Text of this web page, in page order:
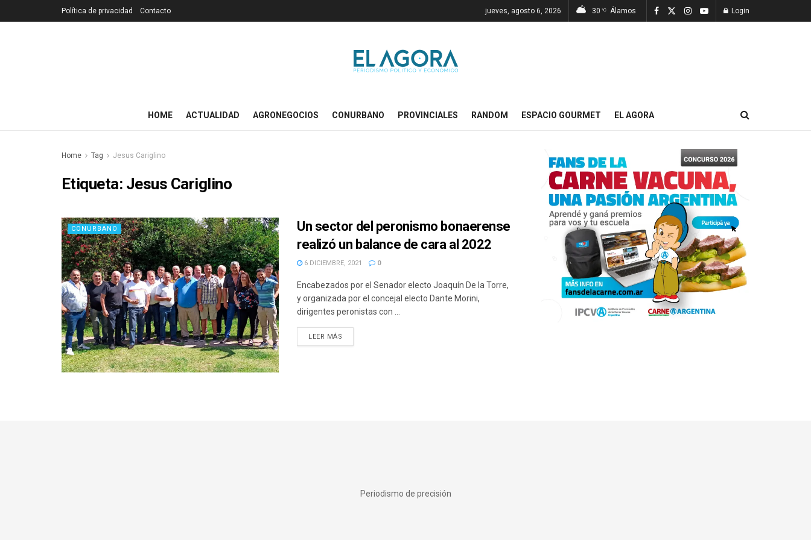
Política de privacidad Contacto jueves, agosto 6, 2026 30 °C Álamos Login
HOME ACTUALIDAD AGRONEGOCIOS CONURBANO PROVINCIALES RANDOM ESPACIO GOURMET EL AGORA
Home Tag Jesus Cariglino
Etiqueta: Jesus Cariglino
CONURBANO
Un sector del peronismo bonaerense
realizó un balance de cara al 2022
6 DICIEMBRE, 2021 0
Encabezados por el Senador electo Joaquín De la Torre,
y organizada por el concejal electo Dante Morini,
dirigentes peronistas con ...
LEER MÁS
Periodismo de precisión